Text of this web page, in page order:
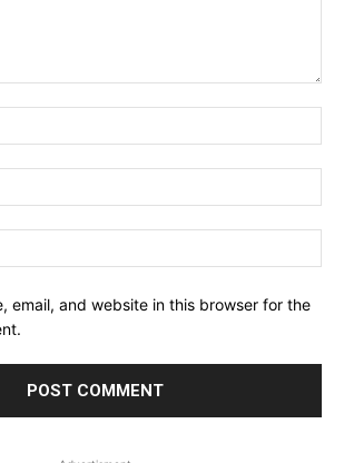
email, and website in this browser for the